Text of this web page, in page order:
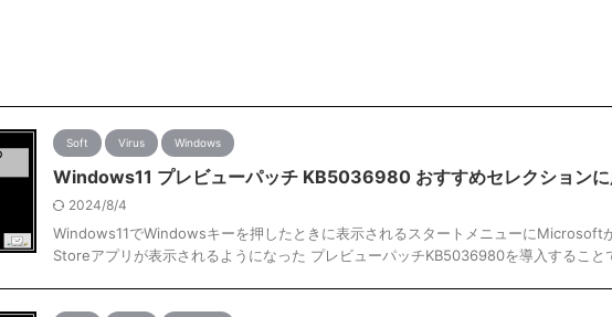
Soft Virus Windows
Windows11 プレビューパッチ KB5036980 おすすめセレクション
2024/8/4
Windows11でWindowsキーを押したときに表示されるスタートメニューにMicrosoft
Storeアプリが表示されるようになった プレビューパッチKB5036980を導入すること